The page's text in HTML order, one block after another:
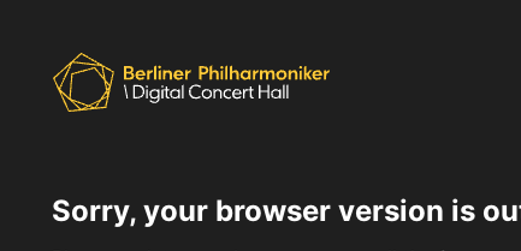
Sorry, your browser version is